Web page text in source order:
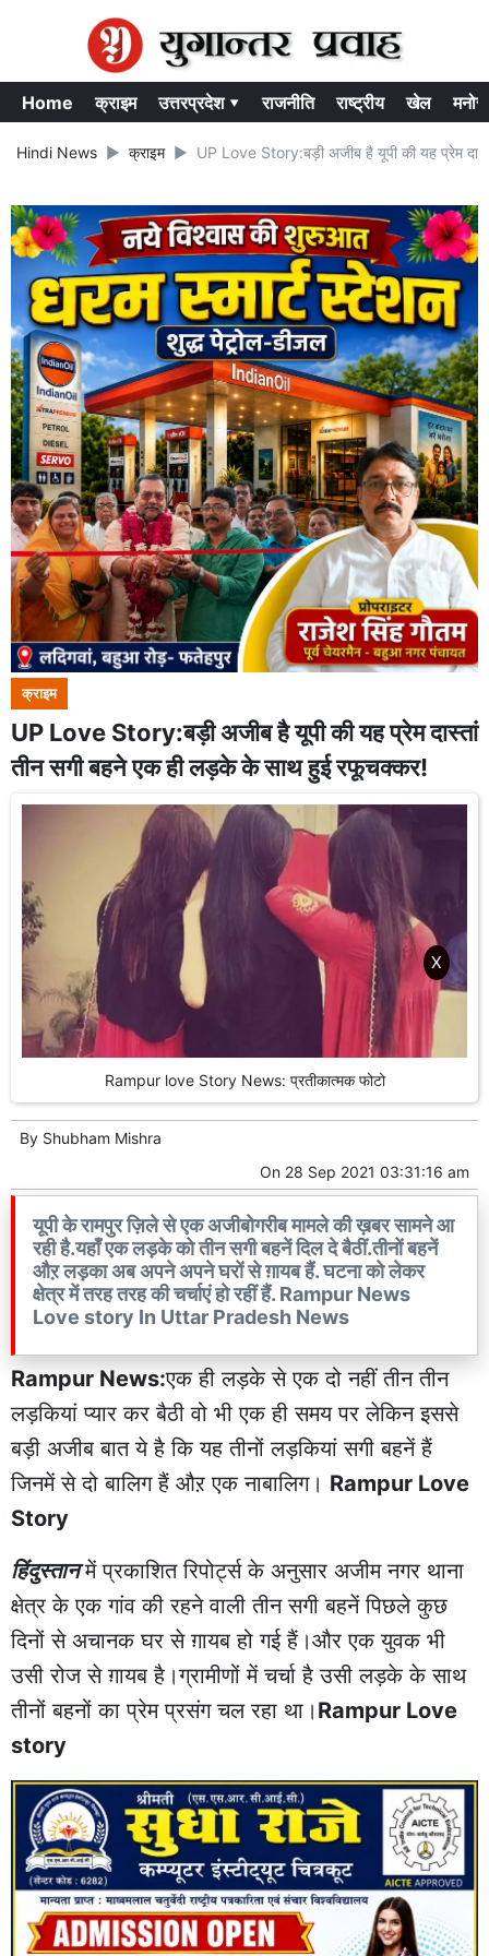
Home क्राइम उत्तरप्रदेश ▾ राजनीति राष्ट्रीय खेल
Hindi News क्राइम UP Love Story:बड़ी अजीब है यूपी की यह प्रेम
क्राइम
UP Love Story:बड़ी अजीब है यूपी की यह प्रेम दास्तां
तीन सगी बहने एक ही लड़के के साथ हुई रफूचक्कर!
Rampur love Story News: प्रतीकात्मक फोटो
By Shubham Mishra
On 28 Sep 2021 03:31:16 am
यूपी के रामपुर ज़िले से एक अजीबोगरीब मामले की ख़बर सामने आ
रही है.यहाँ एक लड़के को तीन सगी बहनें दिल दे बैठीं.तीनों बहनें
औऱ लड़का अब अपने अपने घरों से ग़ायब हैं. घटना को लेकर
क्षेत्र में तरह तरह की चर्चाएं हो रहीं हैं. Rampur News
Love story In Uttar Pradesh News
Rampur News:एक ही लड़के से एक दो नहीं तीन तीन
लड़कियां प्यार कर बैठी वो भी एक ही समय पर लेकिन इससे
बड़ी अजीब बात ये है कि यह तीनों लड़कियां सगी बहनें हैं
जिनमें से दो बालिग हैं औऱ एक नाबालिग। Rampur Love
Story
हिंदुस्तानमें प्रकाशित रिपोर्ट्स के अनुसार अजीम नगर थाना
क्षेत्र के एक गांव की रहने वाली तीन सगी बहनें पिछले कुछ
दिनों से अचानक घर से ग़ायब हो गई हैं।और एक युवक भी
उसी रोज से ग़ायब है।ग्रामीणों में चर्चा है उसी लड़के के साथ
तीनों बहनों का प्रेम प्रसंग चल रहा था। Rampur Love
story
X